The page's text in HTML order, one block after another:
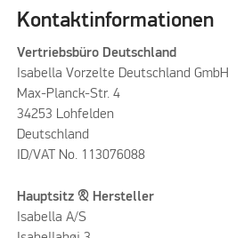
Kontaktinformationen
Vertriebsbüro Deutschland
Isabella Vorzelte Deutschland GmbH
Max-Planck-Str. 4
34253 Lohfelden
Deutschland
ID/VAT No. 113076088
Hauptsitz & Hersteller
Isabella A/S